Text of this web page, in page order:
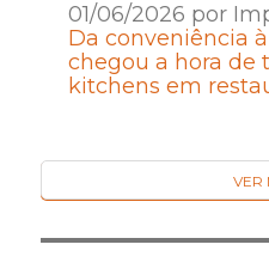
01/06/2026 por
Da conveniência
chegou a hora de
kitchens em
VER